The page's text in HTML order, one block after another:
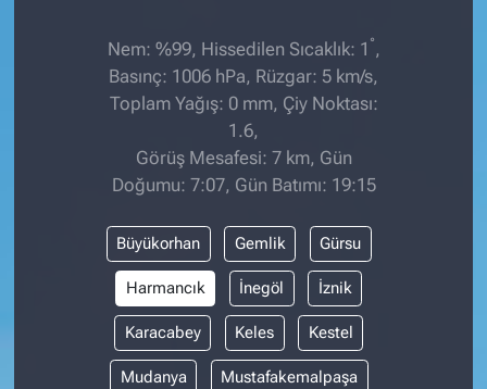
Nem: %99, Hissedilen Sıcaklık: 1 ° ,
Basınç: 1006 hPa, Rüzgar: 5 km/s,
Toplam Yağış: 0 mm, Çiy Noktası:
1.6,
Görüş Mesafesi: 7 km, Gün
Doğumu: 7:07, Gün Batımı: 19:15
Büyükorhan Gemlik Gürsu
Harmancık İnegöl İznik
Karacabey Keles Kestel
Mudanya Mustafakemalpaşa